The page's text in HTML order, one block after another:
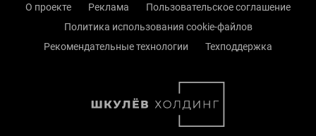
О проекте Реклама
Пользовательское соглашение
Политика использования cookie-файлов
Рекомендательные технологии
Техподдержка